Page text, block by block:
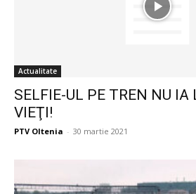
Actualitate
SELFIE-UL PE TREN NU IA
VIEŢI!
PTV Oltenia - 30 martie 2021